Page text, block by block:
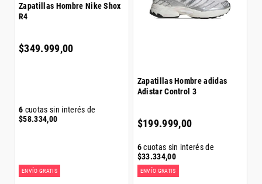
Zapatillas Hombre Nike Shox
R4
$349.999,00
6 cuotas sin interés de
$58.334,00
ENVÍO GRATIS
Zapatillas Hombre adidas
Adistar Control 3
$199.999,00
6cuotas sin interés de
$33.334,00
ENVÍO GRATIS